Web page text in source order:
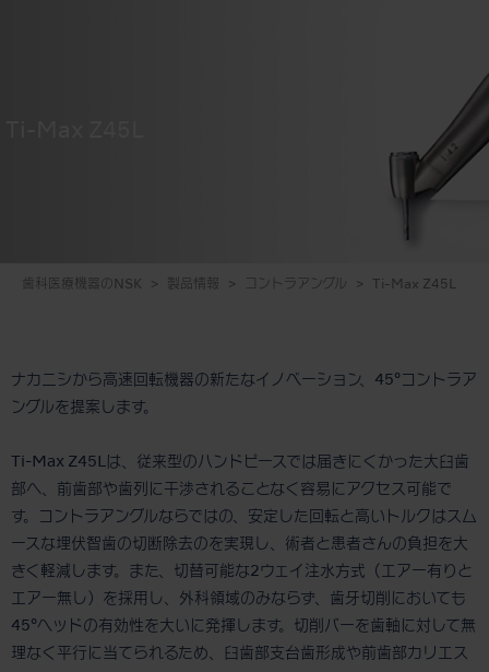
歯科医療機器のNSK 製品情報 コントラアングル Ti-Max Z45L
ナカニシから高速回転機器の新たなイノベーション、45°コントラア
ングルを提案します。
Ti-Max Z45Lは、従来型のハンドピースでは届きにくかった大臼歯
部へ、前歯部や歯列に干渉されることなく容易にアクセス可能で
す。コントラアングルならではの、安定した回転と高いトルクはスム
ースな埋伏智歯の切断除去のを実現し、術者と患者さんの負担を大
きく軽減します。また、切替可能な2ウェイ注水方式（エアー有りと
エアー無し）を採用し、外科領域のみならず、歯牙切削においても
45°ヘッドの有効性を大いに発揮します。切削バーを歯軸に対して無
理なく平行に当てられるため、臼歯部支台歯形成や前歯部カリエス